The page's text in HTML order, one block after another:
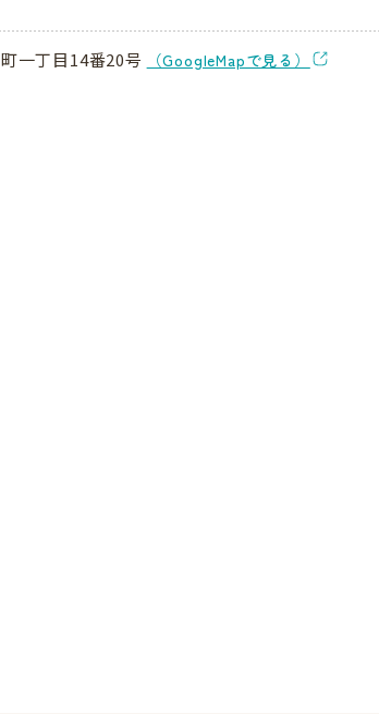
一丁目14番20号 （GoogleMapで見る）